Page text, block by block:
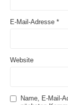
E-Mail-Adresse *
Website
Name, E-Mail-